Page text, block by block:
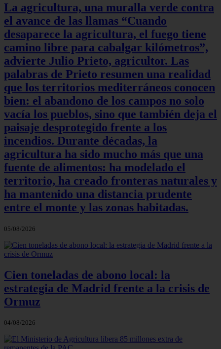
La agricultura, una muralla verde contra
el avance de las llamas “Cuando
desaparece la agricultura, el fuego tiene
camino libre para cabalgar kilómetros”,
advierte Julio Prieto, agricultor. Las
palabras de Prieto resumen una realidad
que los territorios mediterráneos conocen
bien: el abandono de los campos no solo
vacía los pueblos, sino que también deja el
paisaje desprotegido frente a los
incendios. Durante décadas, la
agricultura ha sido mucho más que una
fuente de alimentos: ha modelado el
territorio, ha creado fronteras naturales y
ha mantenido una distancia prudente
entre el monte y las zonas habitadas.
05/08/2026
Cien toneladas de abono local: la
estrategia de Madrid frente a la crisis de
Ormuz
04/08/2026